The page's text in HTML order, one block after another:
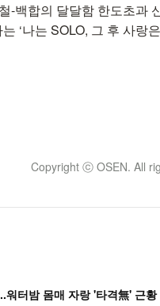
-백합의 달달함 한도초과
‘나는 SOLO, 그 후 사랑
Copyright ⓒ OSEN. All
워터밤 몸매 자랑 '타격無' 근황